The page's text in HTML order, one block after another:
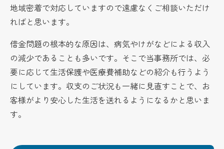
地域密着で対応していますので遠慮なくご相談いただけ
ればと思います。
借金問題の根本的な原因は、病気やけがなどによる収入
の減少であることも多いです。そこで当事務所では、必
要に応じて生活保護や医療費補助などの紹介も行うよう
にしています。収支のご状況も一緒に見直すことで、お
客様がより安心した生活を送れるようになるかと思いま
す。